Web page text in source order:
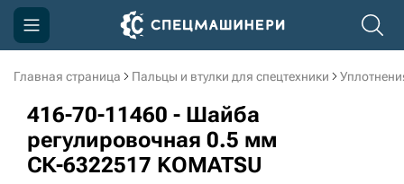
Главная страница Пальцы и втулки для спецтехники
416-70-11460 - Шайба
регулировочная 0.5 мм
СК-6322517 KOMATSU
Компания
Акции
Доставка и оплата